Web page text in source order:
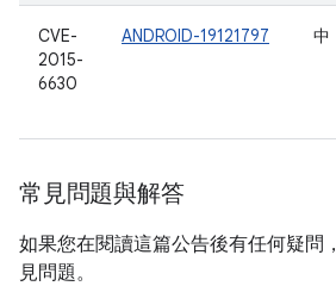
CVE-
2015-
6630
ANDROID-19121797 中
常見問題與解答
如果您在閱讀這篇公告後有任何疑問
見問題。